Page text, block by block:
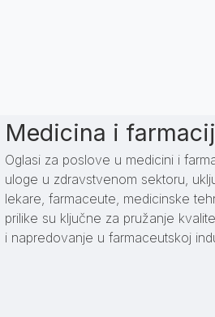
Medicina i
Oglasi za poslove u medicini i
uloge u zdravstvenom sektoru,
lekare, farmaceute, medicinske
prilike su ključne za pružanje
i napredovanje u farmaceutskoj